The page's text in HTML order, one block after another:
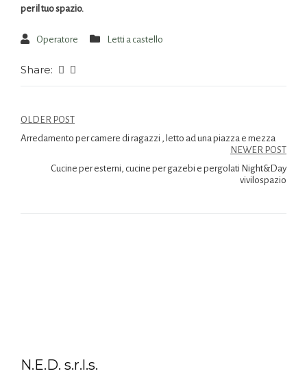
per il tuo spazio.
Operatore Letti a castello
Share:
OLDER POST
Arredamento per camere di ragazzi , letto ad una piazza e mezza
NEWER POST
Cucine per esterni, cucine per gazebi e pergolati Night&Day
vivilospazio
N.E.D. s.r.l.s.